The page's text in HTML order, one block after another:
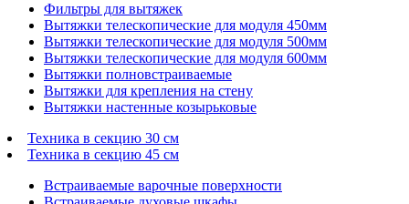
Фильтры для вытяжек
Вытяжки телескопические для модуля 450мм
Вытяжки телескопические для модуля 500мм
Вытяжки телескопические для модуля 600мм
Вытяжки полновстраиваемые
Вытяжки для крепления на стену
Вытяжки настенные козырьковые
Техника в секцию 30 см
Техника в секцию 45 см
Встраиваемые варочные поверхности